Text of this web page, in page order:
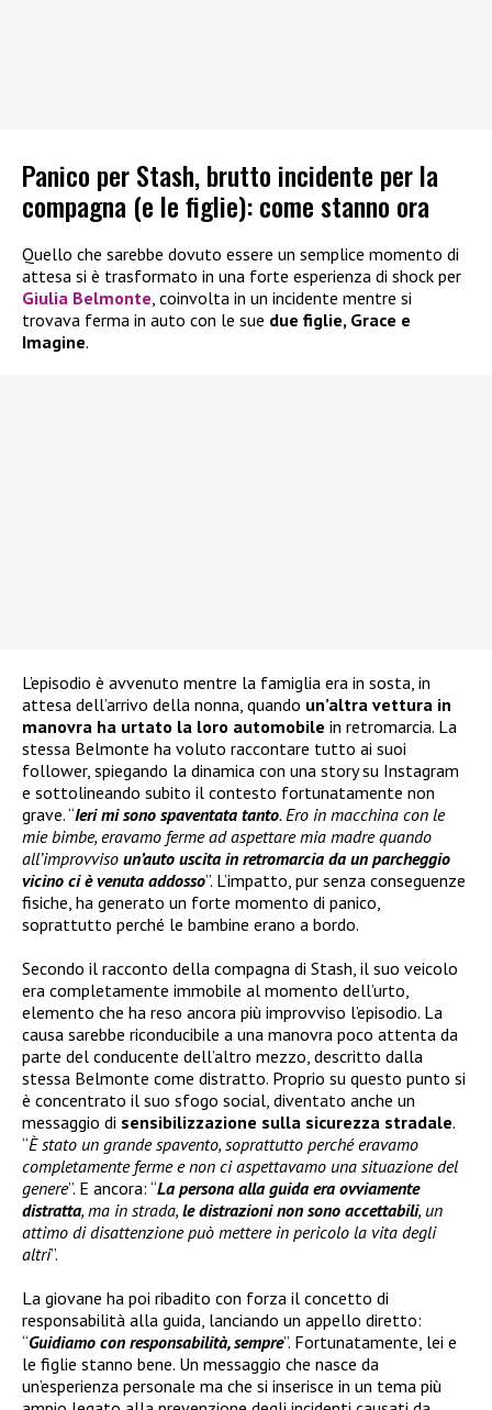
Panico per Stash, brutto incidente per la
compagna (e le figlie): come stanno ora
Quello che sarebbe dovuto essere un semplice momento di
attesa si è trasformato in una forte esperienza di shock per
Giulia Belmonte , coinvolta in un incidente mentre si
trovava ferma in auto con le sue due figlie, Grace e
Imagine.
L’episodio è avvenuto mentre la famiglia era in sosta, in
attesa dell’arrivo della nonna, quando un’altra vettura in
manovra ha urtato la loro automobile in retromarcia. La
stessa Belmonte ha voluto raccontare tutto ai suoi
follower, spiegando la dinamica con una story su Instagram
e sottolineando subito il contesto fortunatamente non
grave. “Ieri mi sono spaventata tanto. Ero in macchina con le
mie bimbe, eravamo ferme ad aspettare mia madre quando
all’improvviso un’auto uscita in retromarcia da un parcheggio
vicino ci è venuta addosso”. L’impatto, pur senza conseguenze
fisiche, ha generato un forte momento di panico,
soprattutto perché le bambine erano a bordo.
Secondo il racconto della compagna di Stash, il suo veicolo
era completamente immobile al momento dell’urto,
elemento che ha reso ancora più improvviso l’episodio. La
causa sarebbe riconducibile a una manovra poco attenta da
parte del conducente dell’altro mezzo, descritto dalla
stessa Belmonte come distratto. Proprio su questo punto si
è concentrato il suo sfogo social, diventato anche un
messaggio di sensibilizzazione sulla sicurezza stradale.
“È stato un grande spavento, soprattutto perché eravamo
completamente ferme e non ci aspettavamo una situazione del
genere”. E ancora: “La persona alla guida era ovviamente
distratta, ma in strada, le distrazioni non sono accettabili, un
attimo di disattenzione può mettere in pericolo la vita degli
altri”.
La giovane ha poi ribadito con forza il concetto di
responsabilità alla guida, lanciando un appello diretto:
“Guidiamo con responsabilità, sempre”. Fortunatamente, lei e
le figlie stanno bene. Un messaggio che nasce da
un’esperienza personale ma che si inserisce in un tema più